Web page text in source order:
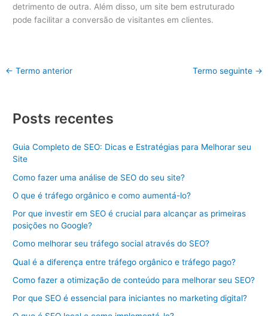
detrimento de outra. Além disso, um site bem estruturado
pode facilitar a conversão de visitantes em clientes.
← Termo anterior Termo seguinte →
Posts recentes
Guia Completo de SEO: Dicas e Estratégias para Melhorar seu
Site
Como fazer uma análise de SEO do seu site?
O que é tráfego orgânico e como aumentá-lo?
Por que investir em SEO é crucial para alcançar as primeiras
posições no Google?
Como melhorar seu tráfego social através do SEO?
Qual é a diferença entre tráfego orgânico e tráfego pago?
Como fazer a otimização de conteúdo para melhorar seu SEO?
Por que SEO é essencial para iniciantes no marketing digital?